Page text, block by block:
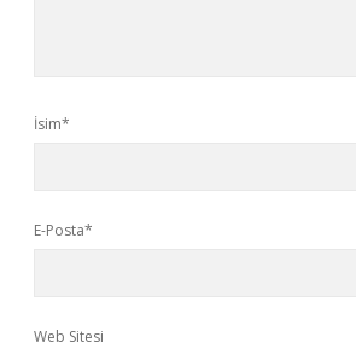
İsim*
E-Posta*
Web Sitesi